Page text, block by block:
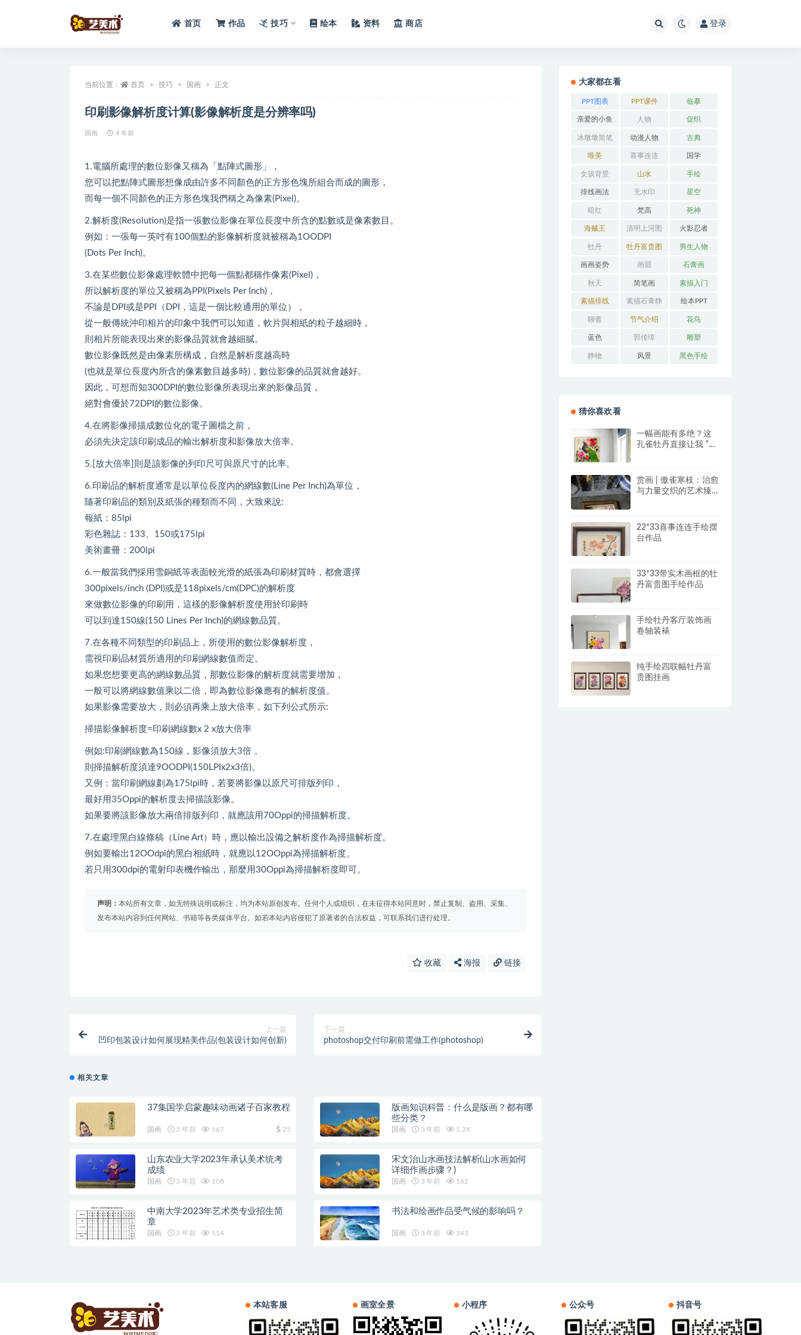
首页 作品 技巧 绘本 资料 商店 登录
当前位置： 首页 技巧 国画 正文
印刷影像解析度计算(影像解析度是分辨率吗)
国画 4 年前
1.電腦所處理的數位影像又稱為「點陣式圖形」，
您可以把點陣式圖形想像成由許多不同顏色的正方形色塊所組合而成的圖形，
而每一個不同顏色的正方形色塊我們稱之為像素(Pixel)。
2.解析度(Resolution)是指一張數位影像在單位長度中所含的點數或是像素數目。
例如：一張每一英吋有100個點的影像解析度就被稱為1OODPI
(Dots Per Inch)。
3.在某些數位影像處理軟體中把每一個點都稱作像素(Pixel)，
所以解析度的單位又被稱為PPI(Pixels Per Inch)，
不論是DPI或是PPI（DPI，這是一個比較通用的單位），
從一般傳統沖印相片的印象中我們可以知道，軟片與相紙的粒子越細時，
則相片所能表現出來的影像品質就會越細膩。
數位影像既然是由像素所構成，自然是解析度越高時
(也就是單位長度內所含的像素數目越多時)，數位影像的品質就會越好。
因此，可想而知300DPI的數位影像所表現出來的影像品質，
絕對會優於72DPI的數位影像。
4.在將影像掃描成數位化的電子圖檔之前，
必須先決定該印刷成品的輸出解析度和影像放大倍率。
5.[放大倍率]則是該影像的列印尺可與原尺寸的比率。
6.印刷品的解析度通常是以單位長度內的網線數(Line Per Inch)為單位，
隨著印刷品的類別及紙張的種類而不同，大致來說:
報紙：85lpi
彩色雜誌：133、150或175lpi
美術畫冊：200lpi
6.一般當我們採用雪銅紙等表面較光滑的紙張為印刷材質時，都會選擇
300pixels/inch (DPI)或是118pixels/cm(DPC)的解析度
來做數位影像的印刷用，這樣的影像解析度使用於印刷時
可以到達150線(150 Lines Per Inch)的網線數品質。
7.在各種不同類型的印刷品上，所使用的數位影像解析度，
需視印刷品材質所適用的印刷網線數值而定。
如果您想要更高的網線數品質，那數位影像的解析度就需要增加，
一般可以將網線數值乘以二倍，即為數位影像應有的解析度值。
如果影像需要放大，則必須再乘上放大倍率，如下列公式所示:
掃描影像解析度=印刷網線數x 2 x放大倍率
例如:印刷網線數為150線，影像須放大3倍，
則掃描解析度須達9OODPI(150LPIx2x3倍)。
又例：當印刷網線劃為175lpi時，若要將影像以原尺可排版列印，
最好用35Oppi的解析度去掃描該影像。
如果要將該影像放大兩倍排版列印，就應該用70Oppi的掃描解析度。
7.在處理黑白線條稿（Line Art）時，應以輸出設備之解析度作為掃描解析度。
例如要輸出12OOdpi的黑白相紙時，就應以12OOppi為掃描解析度。
若只用300dpi的電射印表機作輸出，那麼用30Oppi為掃描解析度即可。
声明： 本站所有文章，如无特殊说明或标注，均为本站原创发布。任何个人或组织，在未征得本站同意时，禁止复制、盗用、采集、
发布本站内容到任何网站、书籍等各类媒体平台。如若本站内容侵犯了原著者的合法权益，可联系我们进行处理。
收藏 海报 链接
上一篇
凹印包装设计如何展现精美作品(包装设计如何创新)
下一篇
photoshop交付印刷前需做工作(photoshop)
相关文章
37集国学启蒙趣味动画诸子百家教程
国画 3 年前 167 25
版画知识科普：什么是版画？都有哪
些分类？
国画 3 年前 1.2K
山东农业大学2023年承认美术统考
成绩
国画 3 年前 108
宋文治山水画技法解析(山水画如何
详细作画步骤？)
国画 3 年前 162
中南大学2023年艺术类专业招生简
章
国画 3 年前 114
书法和绘画作品受气候的影响吗？
国画 3 年前 343
大家都在看
PPT图表 PPT课件 临摹
亲爱的小鱼 人物 促织
冰墩墩简笔
画
动漫人物 古典
唯美 喜事连连 国学
女孩背景 山水 手绘
排线画法 无水印 星空
暗红 梵高 死神
海贼王 清明上河图 火影忍者
牡丹 牡丹富贵图 男生人物
画画姿势 画眉 石膏画
秋天 简笔画 素描入门
素描排线 素描石膏静
物
绘本PPT
聊斋 节气介绍 花鸟
蓝色 郭传璋 雕塑
静物 风景 黑色手绘
猜你喜欢看
一幅画能有多绝？这
孔雀牡丹直接让我 “哇
赏画 | 傲雀寒枝：治愈
与力量交织的艺术臻
22*33喜事连连手绘摆
台作品
33*33带实木画框的牡
丹富贵图手绘作品
手绘牡丹客厅装饰画
卷轴装裱
纯手绘四联幅牡丹富
贵图挂画
本站客服 画室全景 小程序 公众号 抖音号